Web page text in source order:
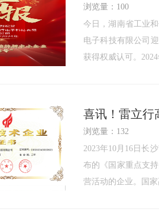
浏览量：100
今日，湖南省工业
电子科技有限公司
获得权威认可。
喜讯！雷立行
浏览量：132
2023年10月16日长
布的《国家重点支
营活动的企业。国